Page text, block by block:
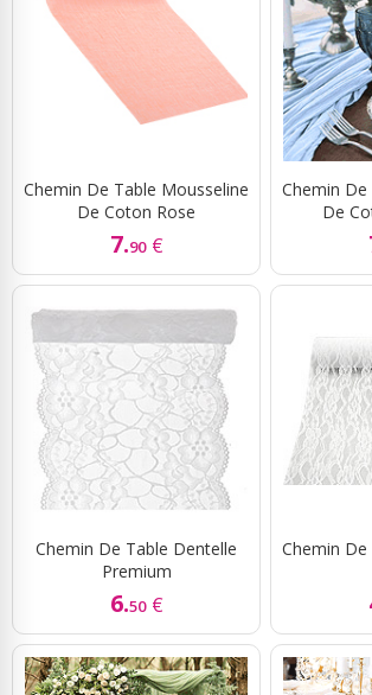
Chemin De Table Mousseline
De Coton Rose
7.90 €
Chemin
De
Chemin De Table Dentelle
Premium
6.50 €
Chemin